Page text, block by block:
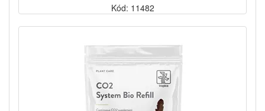
Kód: 11482